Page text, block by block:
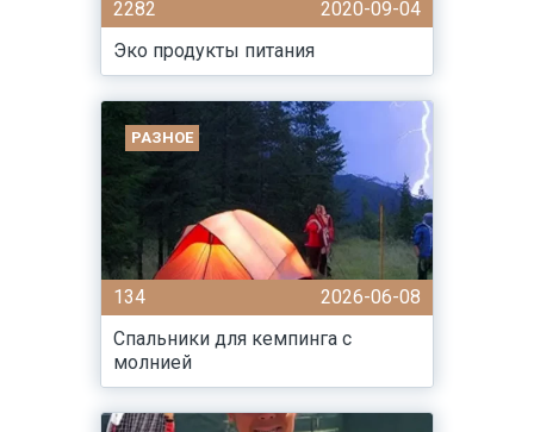
2282
2020-09-04
Эко продукты питания
РАЗНОЕ
134
2026-06-08
Спальники для кемпинга с
молнией